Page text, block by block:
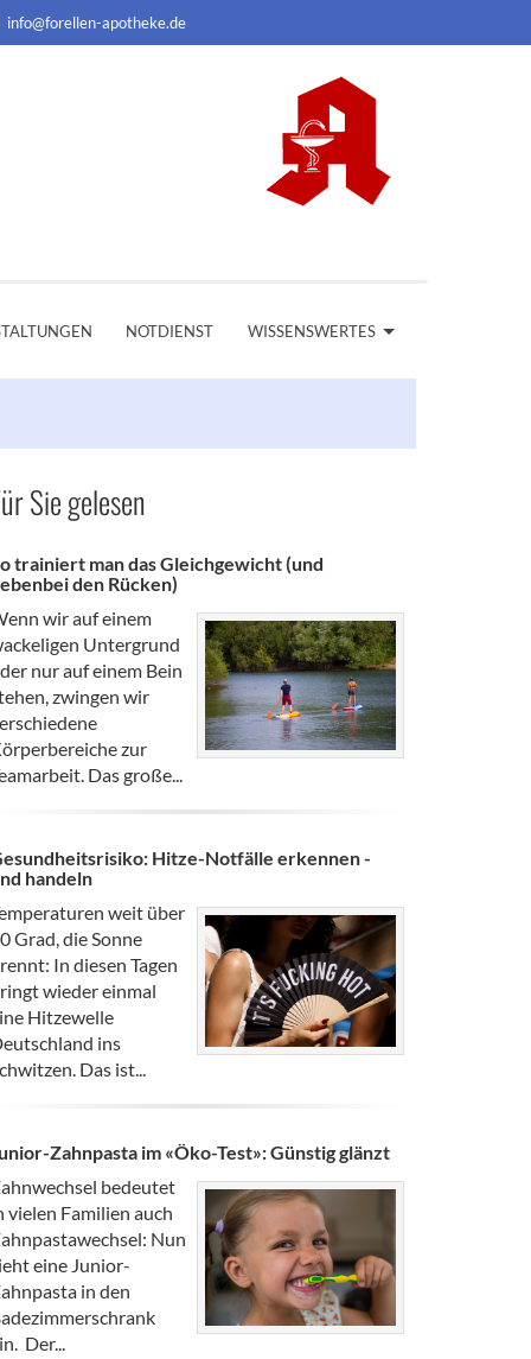
info@forellen-apotheke.de
NOTDIENST WISSENSWERTES
Sie gelesen
trainiert man das Gleichgewicht (und
den Rücken)
wir auf einem
Untergrund
nur auf einem Bein
zwingen wir
zur
Das große...
Hitze-Notfälle erkennen -
handeln
weit über
Grad, die Sonne
In diesen Tagen
wieder einmal
Hitzewelle
ins
Das ist...
Zahnpasta im «Öko-Test»: Günstig glänzt
bedeutet
vielen Familien auch
Nun
eine Junior-
in den
Der...